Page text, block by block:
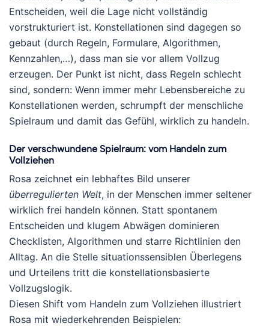
Entscheiden, weil die Lage nicht vollständig
vorstrukturiert ist. Konstellationen sind dagegen so
gebaut (durch Regeln, Formulare, Algorithmen,
Kennzahlen,…), dass man sie vor allem Vollzug
erzeugen. Der Punkt ist nicht, dass Regeln schlecht
sind, sondern: Wenn immer mehr Lebensbereiche zu
Konstellationen werden, schrumpft der menschliche
Spielraum und damit das Gefühl, wirklich zu handeln.
Der verschwundene Spielraum: vom Handeln zum
Vollziehen
Rosa zeichnet ein lebhaftes Bild unserer
überregulierten Welt, in der Menschen immer seltener
wirklich frei handeln können. Statt spontanem
Entscheiden und klugem Abwägen dominieren
Checklisten, Algorithmen und starre Richtlinien den
Alltag. An die Stelle situationssensiblen Überlegens
und Urteilens tritt die konstellationsbasierte
Vollzugslogik.
Diesen Shift vom Handeln zum Vollziehen illustriert
Rosa mit wiederkehrenden Beispielen: